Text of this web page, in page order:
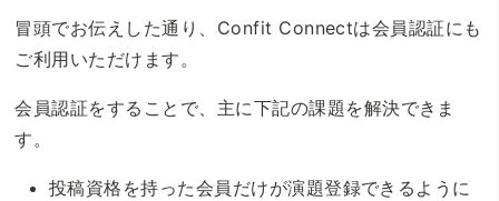
冒頭でお伝えした通り、Confit Connectは会員認証にも
ご利用いただけます。
会員認証をすることで、主に下記の課題を解決できま
す。
投稿資格を持った会員だけが演題登録できるように